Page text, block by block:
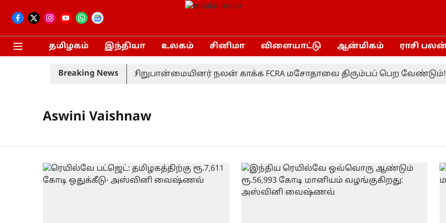
தமிழகம் இந்தியா உலகம் சினிமா விளையாட்டு ஆன்மிகம் ராசி
Breaking News
வீரர் திடீர் விலகல் சிறுபான்மையினர் நலன் காக்க FCRA மசோதாவை திரும்பப் பெற வேண்டும்!-
Aswini Vaishnaw